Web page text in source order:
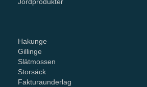
Hakunge
Gillinge
Slätmossen
Storsäck
Fakturaunderlag